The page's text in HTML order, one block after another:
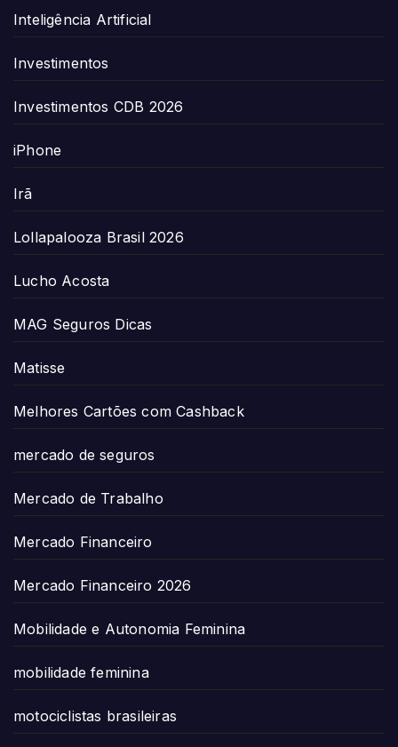
Inteligência Artificial
Investimentos
Investimentos CDB 2026
iPhone
Irã
Lollapalooza Brasil 2026
Lucho Acosta
MAG Seguros Dicas
Matisse
Melhores Cartões com Cashback
mercado de seguros
Mercado de Trabalho
Mercado Financeiro
Mercado Financeiro 2026
Mobilidade e Autonomia Feminina
mobilidade feminina
motociclistas brasileiras